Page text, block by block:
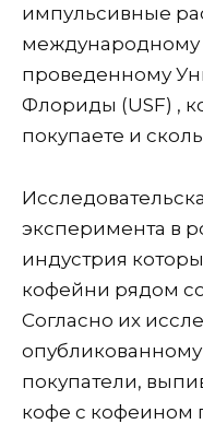
импульсивные
международному
проведенному
Флориды (USF) ,
покупаете и
эксперимента в
индустрия
кофейни рядом
Согласно их
покупатели,
кофе с